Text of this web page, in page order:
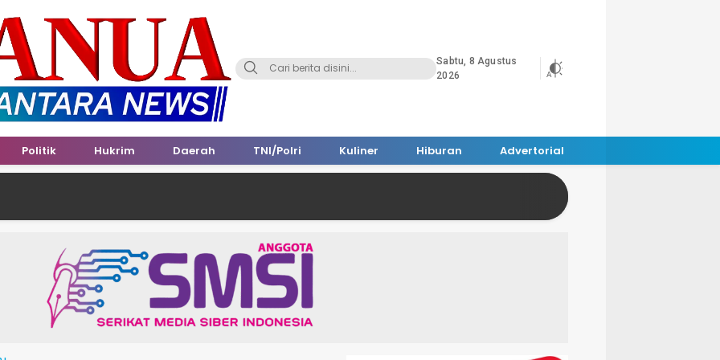
Sabtu, 8 Agustus
2026
Politik Hukrim Daerah TNI/Polri Kuliner Hiburan Advertorial